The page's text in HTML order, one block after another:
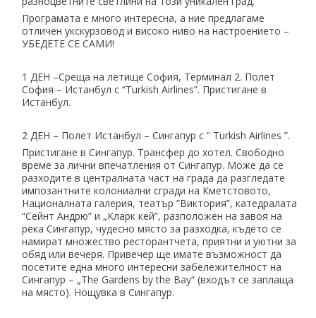
Програмата е много интересна, а ние предлагаме
отличен укскурзовод и високо ниво на настроението –
УБЕДЕТЕ СЕ САМИ!
1 ДЕН –Среща на летище София, Терминал 2. Полет
София – Истанбул с “Turkish Airlines”. Пристигане в
Истанбул.
2 ДЕН – Полет Истанбул – Сингапур с “ Turkish Airlines ”.
Пристигане в Сингапур. Трансфер до хотел. Свободно
време за лични впечатления от Сингапур. Може да се
разходите в централната част на града да разгледате
импозантните колониални сгради на Кметстовото,
Националната галерия, театър ”Виктория”, катедралата
“Сейнт Андрю” и „Кларк кей”, разположен на завоя на
река Сингапур, чудесно място за разходка, където се
намират множество ресторантчета, приятни и уютни за
обяд или вечеря. Привечер ще имате възможност да
посетите една много интересни забележителност на
Сингапур – „The Gardens by the Bay“ (входът се заплаща
на място). Нощувка в Сингапур.